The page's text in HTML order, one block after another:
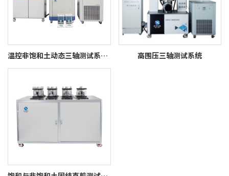
温控非饱和土动态三轴测试系统HC-TUMD 高围压三轴测试系统